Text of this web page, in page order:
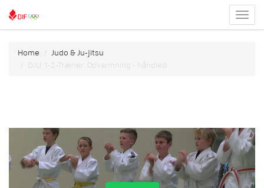
menu
Home
Judo & Ju-jitsu
DJU, 1-2-Træner: Opvarmning - håndled